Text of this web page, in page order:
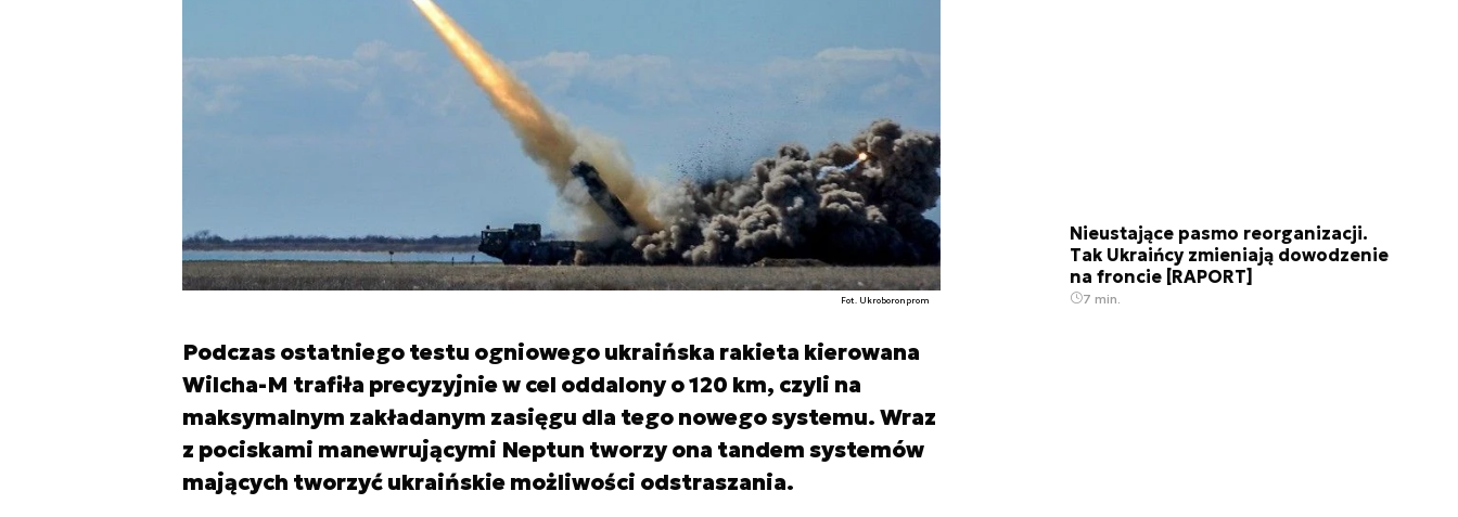
Fot. Ukroboronprom
Podczas ostatniego testu ogniowego ukraińska rakieta kierowana
Wilcha-M trafiła precyzyjnie w cel oddalony o 120 km, czyli na
maksymalnym zakładanym zasięgu dla tego nowego systemu. Wraz
z pociskami manewrującymi Neptun tworzy ona tandem systemów
mających tworzyć ukraińskie możliwości odstraszania.
Nieustające pasmo reorganizacji.
Tak Ukraińcy zmieniają dowodzenie
na froncie [RAPORT]
7 min.